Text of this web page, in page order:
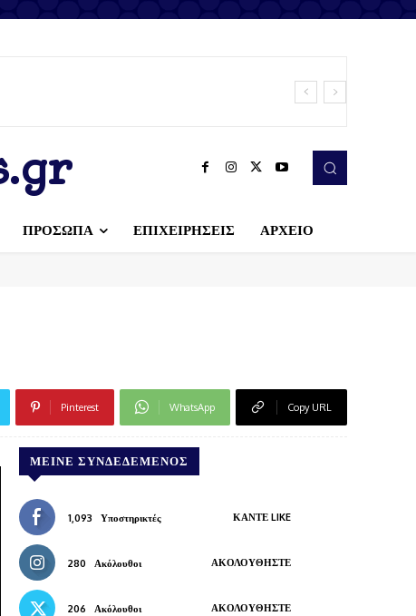
ΠΡΟΣΩΠΑ ΕΠΙΧΕΙΡΗΣΕΙΣ ΑΡΧΕΙΟ
Pinterest WhatsApp Copy URL
ΜΕΊΝΕ ΣΥΝΔΕΔΕΜΈΝΟΣ
1,093 Υποστηρικτές ΚΆΝΤΕ LIKE
280 Ακόλουθοι ΑΚΟΛΟΥΘΉΣΤΕ
206 Ακόλουθοι ΑΚΟΛΟΥΘΉΣΤΕ